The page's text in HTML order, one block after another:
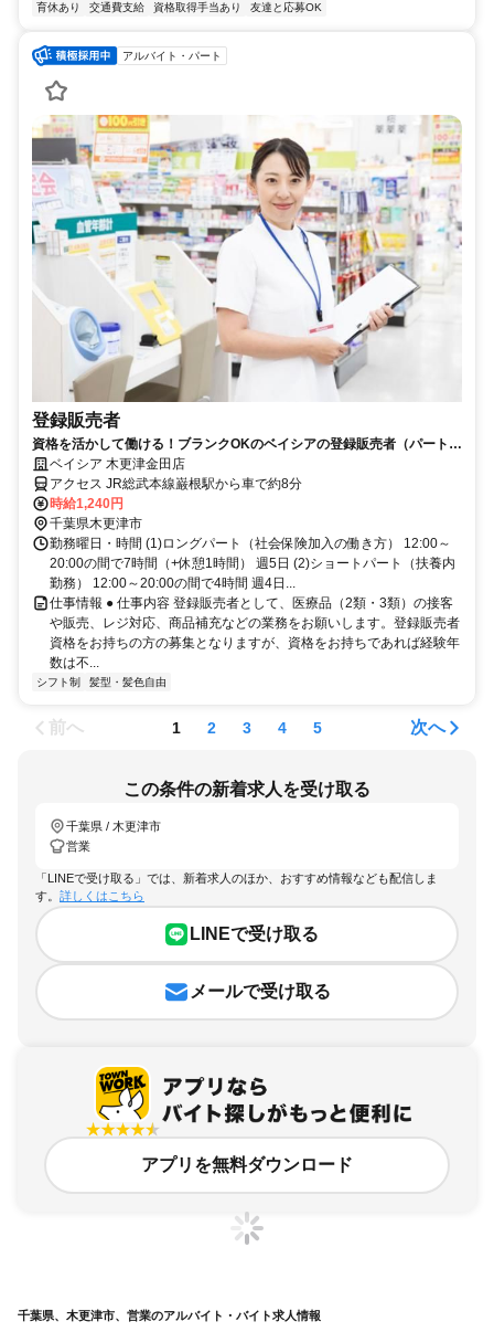
育休あり
交通費支給 資格取得手当あり 友達と応募OK
アルバイト・パート
登録販売者
資格を活かして働ける！ブランクOKのベイシアの登録販売者（パート）
求人ベイシア 木更津金田店
アクセス JR総武本線巌根駅から車で約8分
時給1,240円
千葉県木更津市
勤務曜日・時間 (1)ロングパート（社会保険加入の働き方） 12:00～
20:00の間で7時間（+休憩1時間） 週5日 (2)ショートパート（扶養内
勤務） 12:00～20:00の間で4時間 週4日...
仕事情報 ● 仕事内容 登録販売者として、医療品（2類・3類）の接客
や販売、レジ対応、商品補充などの業務をお願いします。登録販売者
資格をお持ちの方の募集となりますが、資格をお持ちであれば経験年
数は不...
シフト制 髪型・髪色自由
前へ 1 2 3 4 5 次へ
この条件の新着求人を受け取る
千葉県 / 木更津市
営業
「LINEで受け取る」では、新着求人のほか、おすすめ情報なども配信しま
す。 詳しくはこちら
LINEで受け取る
メールで受け取る
アプリを無料ダウンロード
千葉県、木更津市、営業のアルバイト・バイト求人情報